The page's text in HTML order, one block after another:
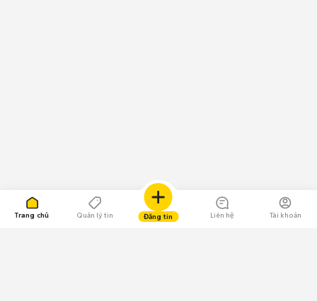
Trang chủ Quản lý tin Đăng tin Liên hệ Tài khoản